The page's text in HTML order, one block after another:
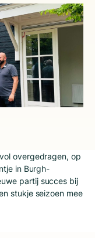
overgedragen, op
in Burgh-
partij succes bij
stukje seizoen mee